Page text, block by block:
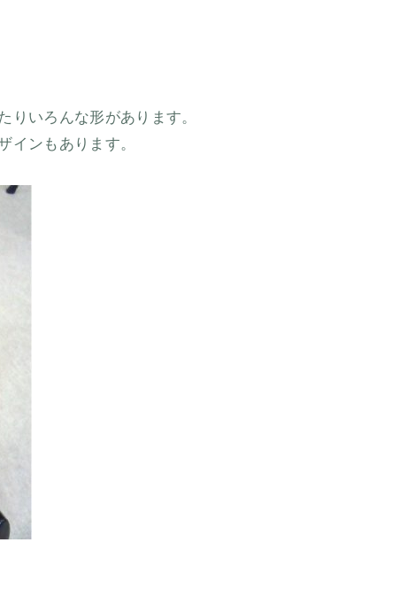
りいろんな形があります。
インもあります。